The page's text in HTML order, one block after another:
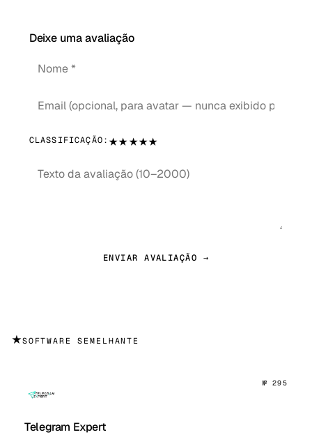
Deixe uma avaliação
CLASSIFICAÇÃO: ★★★★★
ENVIAR AVALIAÇÃO →
★SOFTWARE SEMELHANTE
№ 295
Telegram Expert